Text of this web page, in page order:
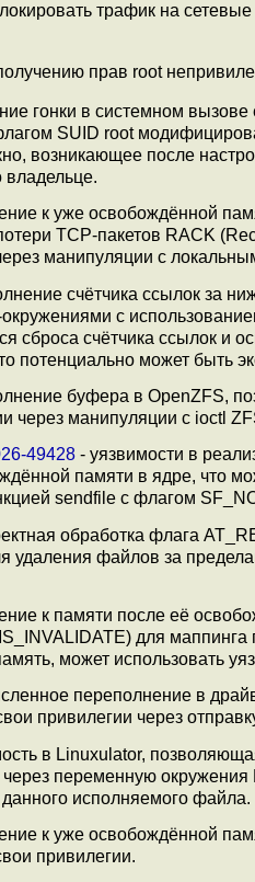
трафик на
прав root
гонки в системном
SUID root
возникающее после
к уже освобождённой
TCP-пакетов RACK
манипуляции с
счётчика ссылок за
с
сброса счётчика ссылок и
потенциально может быть
буфера в OpenZFS,
через манипуляции с ioctl
49428 - уязвимости в
памяти в ядре, что
sendfile с флагом
обработка флага
удаления файлов за
к памяти после её
для
может использовать
переполнение в
привилегии через
в Linuxulator,
через переменную
исполняемого файла.
к уже освобождённой
привилегии.